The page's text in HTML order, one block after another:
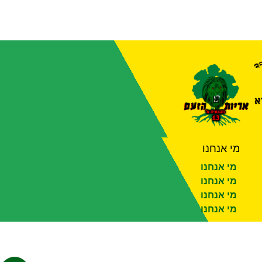
מי אנחנו
מי אנחנו
מי אנחנו
מי אנחנו
מי אנחנו